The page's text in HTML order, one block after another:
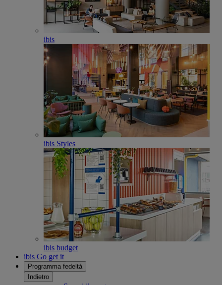
ibis
ibis Styles
ibis budget
ibis Go get it
Programma fedeltà
Indietro